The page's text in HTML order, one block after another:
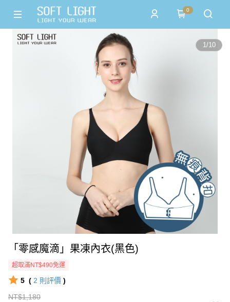
0
1/10
「零感魔滴」果凍內衣(黑色)
超取滿NT$490免運
5 ( 2 則評價 )
NT$1,180